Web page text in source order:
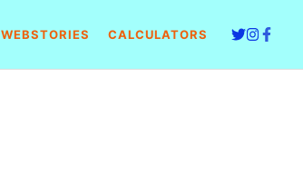
WEBSTORIES CALCULATORS